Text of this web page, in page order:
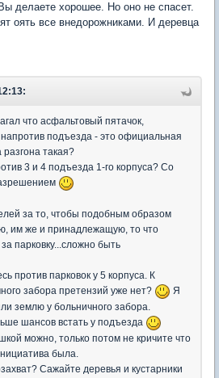
делаете хорошее. Но оно не спасет.
оять все внедорожниками. И деревца
что асфальтовый пятачок,
подъезда - это официальная
такая?
3 и 4 подъезда 1-го корпуса? Со
за то, чтобы подобным образом
им же и принадлежащую, то что
парковку...сложно быть
против парковок у 5 корпуса. К
забора претензий уже нет?
Я
землю у больничного забора.
шансов встать у подъезда
можно, только потом не кричите что
была.
Сажайте деревья и кустарники